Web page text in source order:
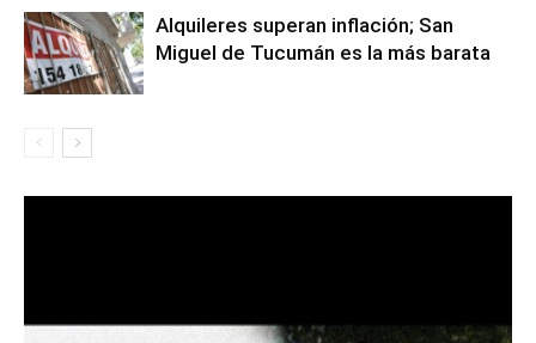
Alquileres superan inflación; San
Miguel de Tucumán es la más barata